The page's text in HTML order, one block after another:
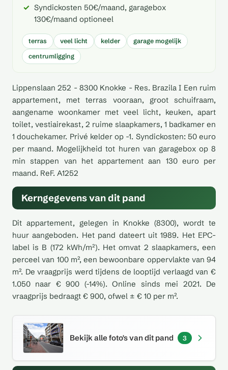
Syndickosten 50€/maand, garagebox
130€/maand optioneel
terras veel licht kelder
garage mogelijk
centrumligging
Lippenslaan 252 - 8300 Knokke - Res. Brazila I Een ruim
appartement, met terras vooraan, groot schuifraam,
aangename woonkamer met veel licht, keuken, apart
toilet, vestiairekast, 2 ruime slaapkamers, 1 badkamer en
1 douchekamer. Privé kelder op -1. Syndickosten: 50 euro
per maand. Mogelijkheid tot huren van garagebox op 8
min stappen van het appartement aan 130 euro per
maand. ReF. A1252
Kerngegevens van dit pand
Dit appartement, gelegen in Knokke (8300), wordt te
huur aangeboden. Het pand dateert uit 1989. Het EPC-
label is B (172 kWh/m²). Het omvat 2 slaapkamers, een
perceel van 100 m², een bewoonbare oppervlakte van 94
m². De vraagprijs werd tijdens de looptijd verlaagd van €
1.050 naar € 900 (-14%). Online sinds mei 2021. De
vraagprijs bedraagt € 900, ofwel ± € 10 per m².
Bekijk alle foto's van dit pand 3